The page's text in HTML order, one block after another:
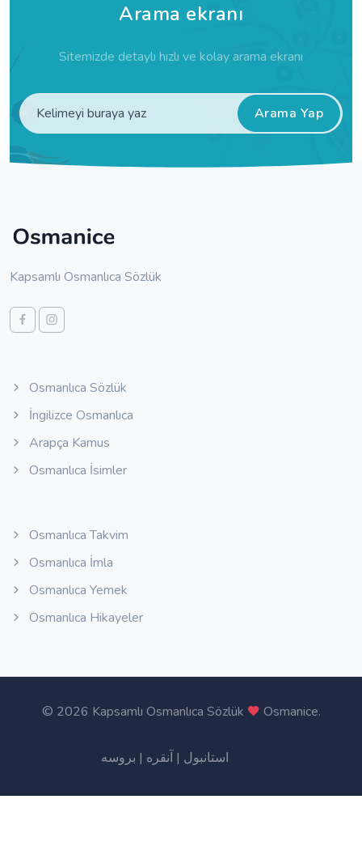
Arama ekranı
Sitemizde detaylı hızlı ve kolay arama ekranı
Arama Yap
Kapsamlı Osmanlıca Sözlük
Osmanlıca Sözlük
İngilizce Osmanlıca
Arapça Kamus
Osmanlıca İsimler
Osmanlıca Takvim
Osmanlıca İmla
Osmanlıca Yemek
Osmanlıca Hikayeler
© 2026 Kapsamlı Osmanlıca Sözlük Osmanice.
استانبول | آنقره | بروسه